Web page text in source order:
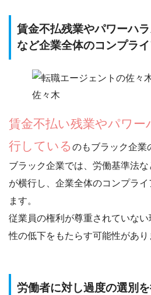
賃金不払残業やパワーハ
など企業全体のコンプラ
佐々木
賃金不払い残業やパワ
行しているのもブラック企業
ブラック企業では、労働基準法
が横行し、 企業全体のコンプラ
ます。
従業員の権利が尊重されていな
性の低下をもたらす可能性があり
労働者に対し過度の選別を